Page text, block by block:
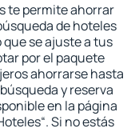
te permite ahorrar
de hoteles
se ajuste a tus
por el paquete
ahorrarse hasta
y reserva
en la página
Si no estás